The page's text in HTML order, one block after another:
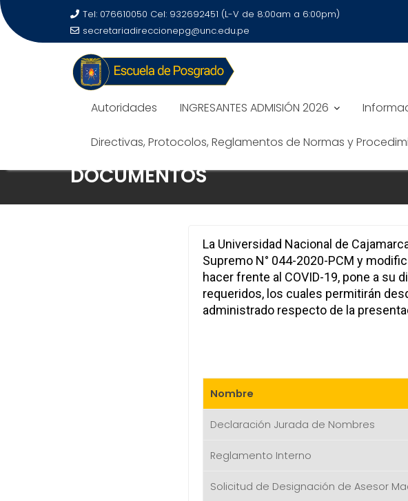
Tel: 076610050 Cel: 932692451 (L-V de 8:00am a 6:00pm)
secretariadireccionepg@unc.edu.pe
Autoridades INGRESANTES ADMISIÓN 2026
Directivas, Protocolos, Reglamentos de Normas y
DOCUMENTOS
La Universidad Nacional de
Supremo N° 044-2020-PCM y
hacer frente al COVID-19, pone a
requeridos, los cuales permitirán
administrado respecto de la
Nombre
Declaración Jurada de Nombres
Reglamento Interno
Solicitud de Designación de Asesor